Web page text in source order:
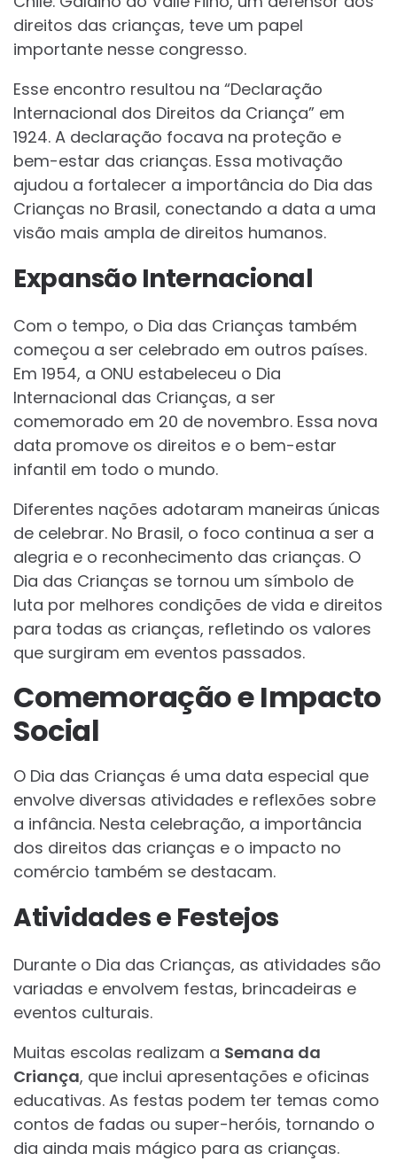
direitos das crianças, teve um papel
importante nesse congresso.
Esse encontro resultou na “Declaração
Internacional dos Direitos da Criança” em
1924. A declaração focava na proteção e
bem-estar das crianças. Essa motivação
ajudou a fortalecer a importância do Dia das
Crianças no Brasil, conectando a data a uma
visão mais ampla de direitos humanos.
Expansão Internacional
Com o tempo, o Dia das Crianças também
começou a ser celebrado em outros países.
Em 1954, a ONU estabeleceu o Dia
Internacional das Crianças, a ser
comemorado em 20 de novembro. Essa nova
data promove os direitos e o bem-estar
infantil em todo o mundo.
Diferentes nações adotaram maneiras únicas
de celebrar. No Brasil, o foco continua a ser a
alegria e o reconhecimento das crianças. O
Dia das Crianças se tornou um símbolo de
luta por melhores condições de vida e direitos
para todas as crianças, refletindo os valores
que surgiram em eventos passados.
Comemoração e Impacto
Social
O Dia das Crianças é uma data especial que
envolve diversas atividades e reflexões sobre
a infância. Nesta celebração, a importância
dos direitos das crianças e o impacto no
comércio também se destacam.
Atividades e Festejos
Durante o Dia das Crianças, as atividades são
variadas e envolvem festas, brincadeiras e
eventos culturais.
Muitas escolas realizam a Semana da
Criança, que inclui apresentações e oficinas
educativas. As festas podem ter temas como
contos de fadas ou super-heróis, tornando o
dia ainda mais mágico para as crianças.